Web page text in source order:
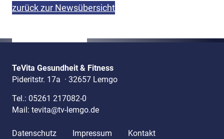
zurück zur Newsübersicht
TeVita Gesundheit & Fitness
Pideritstr. 17a · 32657 Lemgo
Tel.: 05261 217082-0
Mail: tevita@tv-lemgo.de
Datenschutz Impressum Kontakt